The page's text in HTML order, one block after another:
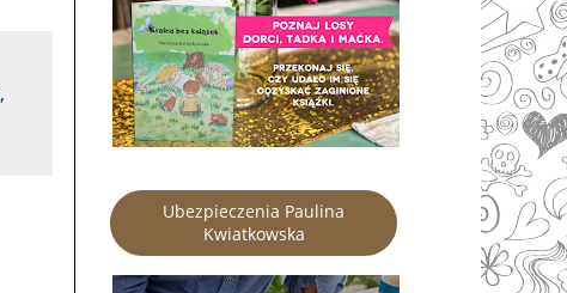
,
Ubezpieczenia Paulina
Kwiatkowska